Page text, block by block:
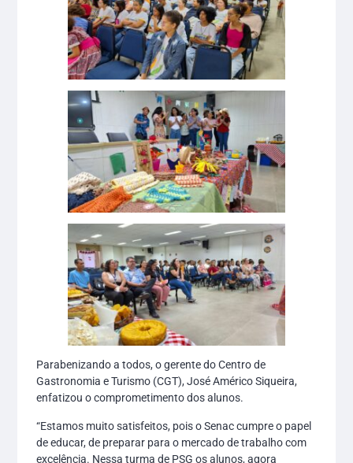
Parabenizando a todos, o gerente do Centro de
Gastronomia e Turismo (CGT), José Américo Siqueira,
enfatizou o comprometimento dos alunos.
“Estamos muito satisfeitos, pois o Senac cumpre o papel
de educar, de preparar para o mercado de trabalho com
excelência. Nessa turma de PSG os alunos, agora